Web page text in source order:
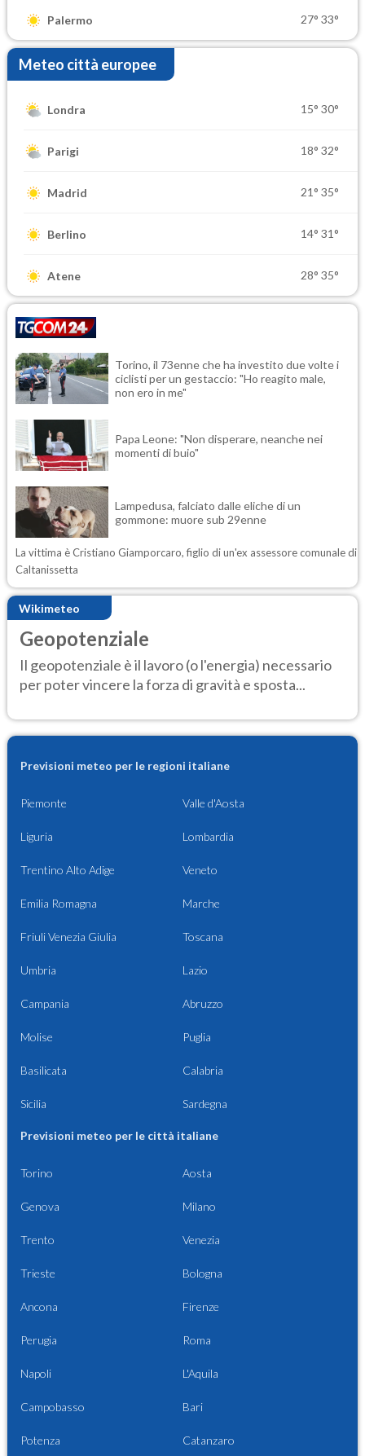
Palermo 27° 33°
Meteo città europee
Londra 15° 30°
Parigi 18° 32°
Madrid 21° 35°
Berlino 14° 31°
Atene 28° 35°
Torino, il 73enne che ha investito due volte i
ciclisti per un gestaccio: "Ho reagito male,
non ero in me"
Papa Leone: "Non disperare, neanche nei
momenti di buio"
Lampedusa, falciato dalle eliche di un
gommone: muore sub 29enne
La vittima è Cristiano Giamporcaro, figlio di un'ex assessore comunale di
Caltanissetta
Wikimeteo
Geopotenziale
Il geopotenziale è il lavoro (o l'energia) necessario
per poter vincere la forza di gravità e sposta...
Previsioni meteo per le regioni italiane
Piemonte Valle d'Aosta
Liguria Lombardia
Trentino Alto Adige Veneto
Emilia Romagna Marche
Friuli Venezia Giulia Toscana
Umbria Lazio
Campania Abruzzo
Molise Puglia
Basilicata Calabria
Sicilia Sardegna
Previsioni meteo per le città italiane
Torino Aosta
Genova Milano
Trento Venezia
Trieste Bologna
Ancona Firenze
Perugia Roma
Napoli L'Aquila
Campobasso Bari
Potenza Catanzaro